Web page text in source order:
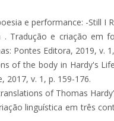
e performance: -Still I
. Tradução e criação em
Pontes Editora, 2019, v.
of the body in Hardy's
2017, v. 1, p. 159-176.
of Thomas
linguística em três